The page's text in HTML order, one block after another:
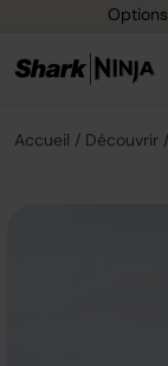
flexible avec Klarna
Accueil Découvrir